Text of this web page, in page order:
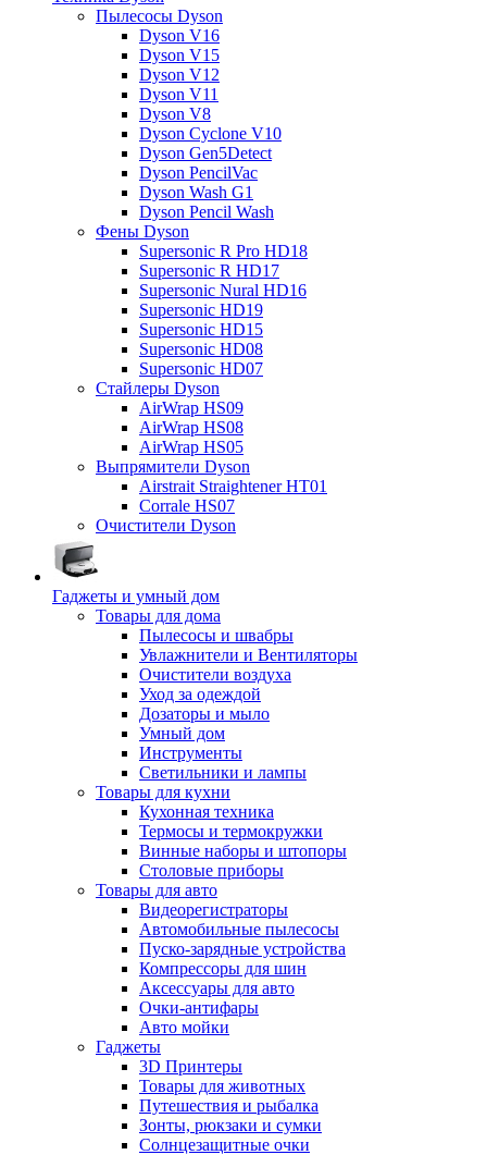
Пылесосы Dyson
Dyson V16
Dyson V15
Dyson V12
Dyson V11
Dyson V8
Dyson Cyclone V10
Dyson Gen5Detect
Dyson PencilVac
Dyson Wash G1
Dyson Pencil Wash
Фены Dyson
Supersonic R Pro HD18
Supersonic R HD17
Supersonic Nural HD16
Supersonic HD19
Supersonic HD15
Supersonic HD08
Supersonic HD07
Стайлеры Dyson
AirWrap HS09
AirWrap HS08
AirWrap HS05
Выпрямители Dyson
Airstrait Straightener HT01
Corrale HS07
Очистители Dyson
Гаджеты и умный дом
Товары для дома
Пылесосы и швабры
Увлажнители и Вентиляторы
Очистители воздуха
Уход за одеждой
Дозаторы и мыло
Умный дом
Инструменты
Светильники и лампы
Товары для кухни
Кухонная техника
Термосы и термокружки
Винные наборы и штопоры
Столовые приборы
Товары для авто
Видеорегистраторы
Автомобильные пылесосы
Пуско-зарядные устройства
Компрессоры для шин
Аксессуары для авто
Очки-антифары
Авто мойки
Гаджеты
3D Принтеры
Товары для животных
Путешествия и рыбалка
Зонты, рюкзаки и сумки
Солнцезащитные очки